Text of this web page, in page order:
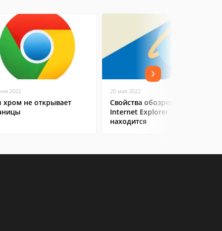
2022
хром не открывает
20 мая 2022
Свойства обозревателя
Internet Explorer где
находится